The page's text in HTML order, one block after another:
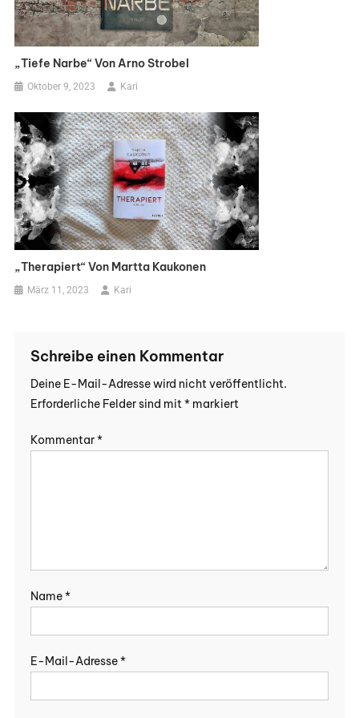
„Tiefe Narbe“ Von Arno Strobel
Oktober 9, 2023 Kari
„Therapiert“ Von Martta Kaukonen
März 11, 2023 Kari
Schreibe einen Kommentar
Deine E-Mail-Adresse wird nicht veröffentlicht.
Erforderliche Felder sind mit*markiert
Kommentar*
Name*
E-Mail-Adresse*